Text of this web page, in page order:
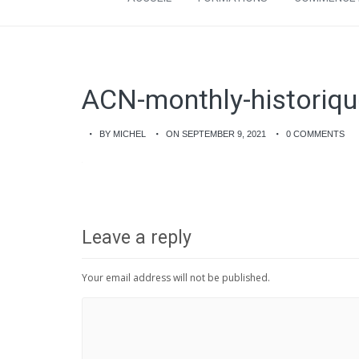
ACN-monthly-
BY MICHEL ON SEPTEMBER 9, 2021 0 COMMENTS
Leave a reply
Your email address will not be published.